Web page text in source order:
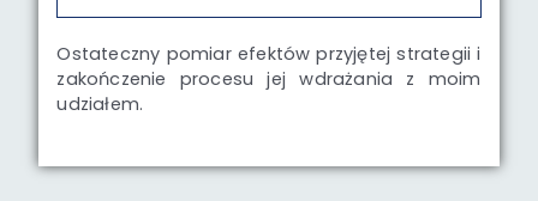
Ostateczny pomiar efektów przyjętej strategii i
zakończenie procesu jej wdrażania z moim
udziałem.